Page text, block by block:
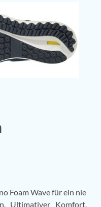
Foam Wave für ein nie
Ultimativer Komfort.